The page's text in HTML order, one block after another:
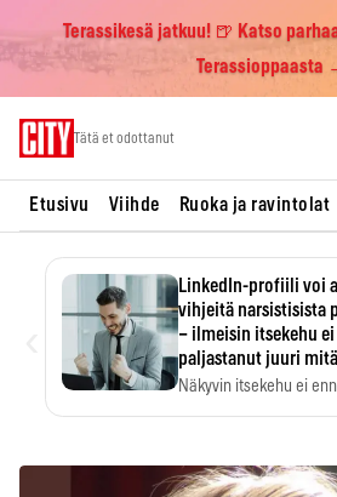
Terassikesä jatkuu! 🍺 Katso
Terassioppaasta
Tätä et odottanut
Etusivu Viihde Ruoka ja ravintolat
LinkedIn-profiili voi
vihjeitä narsistisista
– ilmeisin itsekehu ei
paljastanut juuri
Näkyvin itsekehu ei